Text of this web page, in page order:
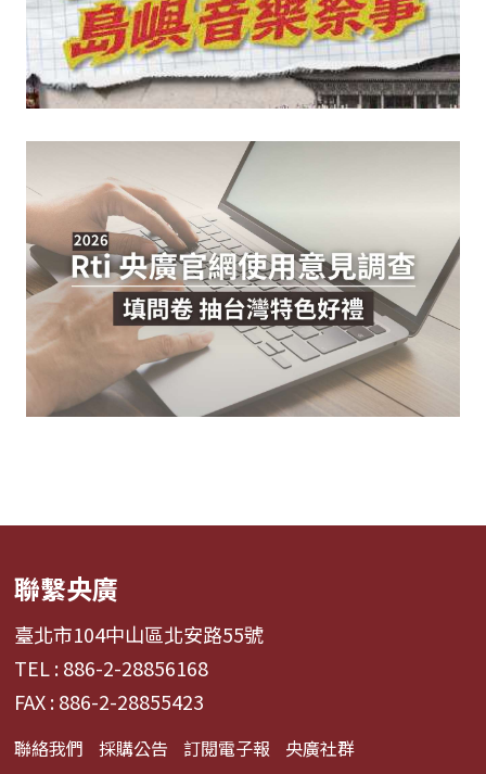
聯繫央廣
臺北市104中山區北安路55號
TEL : 886-2-28856168
FAX : 886-2-28855423
聯絡我們 採購公告 訂閱電子報 央廣社群